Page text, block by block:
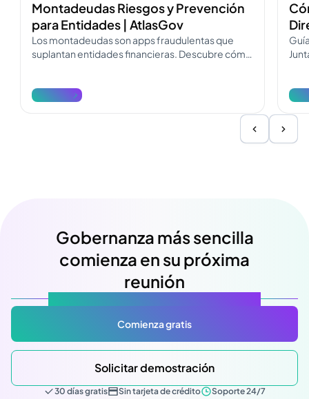
Montadeudas Riesgos y Prevención
para Entidades | AtlasGov
Los montadeudas son apps fraudulentas que
suplantan entidades financieras. Descubre cómo
Ver más
Ver
Gobernanza más sencilla
comienza en su próxima
reunión
Comienza gratis
Solicitar demostración
30 días gratis Sin tarjeta de crédito Soporte 24/7